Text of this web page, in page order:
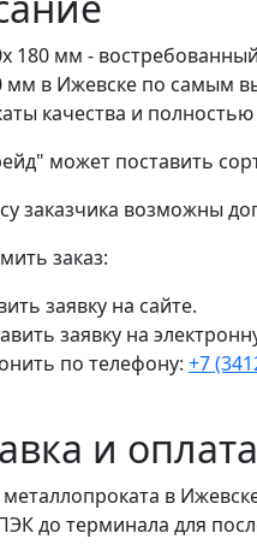
180 мм -
мм в Ижевске по самым
качества и
может поставить
заказчика возможны
заказ:
заявку на сайте.
заявку на
по телефону: +7
и оплата
металлопроката в
до терминала для